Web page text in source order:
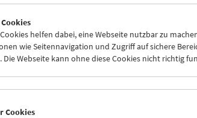
helfen dabei, eine Webseite nutzbar zu
wie Seitennavigation und Zugriff auf sichere
Die Webseite kann ohne diese Cookies nicht richtig
Cookies